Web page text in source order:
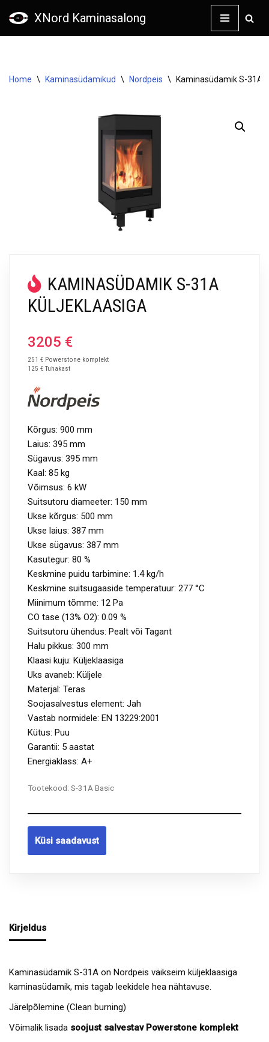
XNord Kaminasalong
Home \ Kaminasüdamikud \ Nordpeis \ Kaminasüdamik S-31A
KAMINASÜDAMIK S-31A
KÜLJEKLAASIGA
3205 €
251 € Powerstone komplekt
125 € Tuhakast
Kõrgus: 900 mm
Laius: 395 mm
Sügavus: 395 mm
Kaal: 85 kg
Võimsus: 6 kW
Suitsutoru diameeter: 150 mm
Ukse kõrgus: 500 mm
Ukse laius: 387 mm
Ukse sügavus: 387 mm
Kasutegur: 80 %
Keskmine puidu tarbimine: 1.4 kg/h
Keskmine suitsugaaside temperatuur: 277 °C
Miinimum tõmme: 12 Pa
CO tase (13% O2): 0.09 %
Suitsutoru ühendus: Pealt või Tagant
Halu pikkus: 300 mm
Klaasi kuju: Küljeklaasiga
Uks avaneb: Küljele
Materjal: Teras
Soojasalvestus element: Jah
Vastab normidele: EN 13229:2001
Kütus: Puu
Garantii: 5 aastat
Energiaklass: A+
Tootekood: S-31A Basic
Küsi saadavust
Kirjeldus
Kaminasüdamik S-31A on Nordpeis väikseim küljeklaasiga
kaminasüdamik, mis tagab leekidele hea nähtavuse.
Järelpõlemine (Clean burning)
Võimalik lisada soojust salvestav Powerstone komplekt